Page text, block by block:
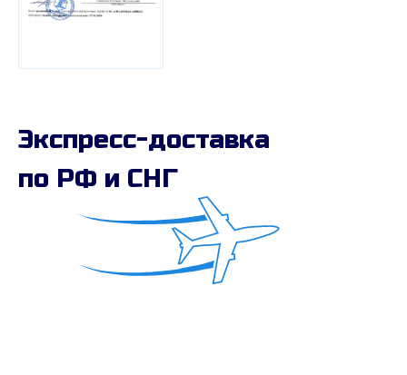
Экспресс-доставка
по РФ и СНГ